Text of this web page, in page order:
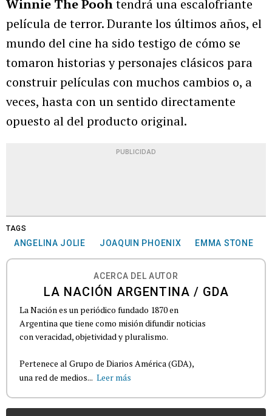
Winnie The Poohtendrá una escalofriante
película de terror. Durante los últimos años, el
mundo del cine ha sido testigo de cómo se
tomaron historias y personajes clásicos para
construir películas con muchos cambios o, a
veces, hasta con un sentido directamente
opuesto al del producto original.
PUBLICIDAD
TAGS
ANGELINA JOLIE JOAQUIN PHOENIX EMMA STONE
ACERCA DEL AUTOR
LA NACIÓN ARGENTINA / GDA
La Nación es un periódico fundado 1870 en
Argentina que tiene como misión difundir noticias
con veracidad, objetividad y pluralismo.
Pertenece al Grupo de Diarios América (GDA),
una red de medios... Leer más